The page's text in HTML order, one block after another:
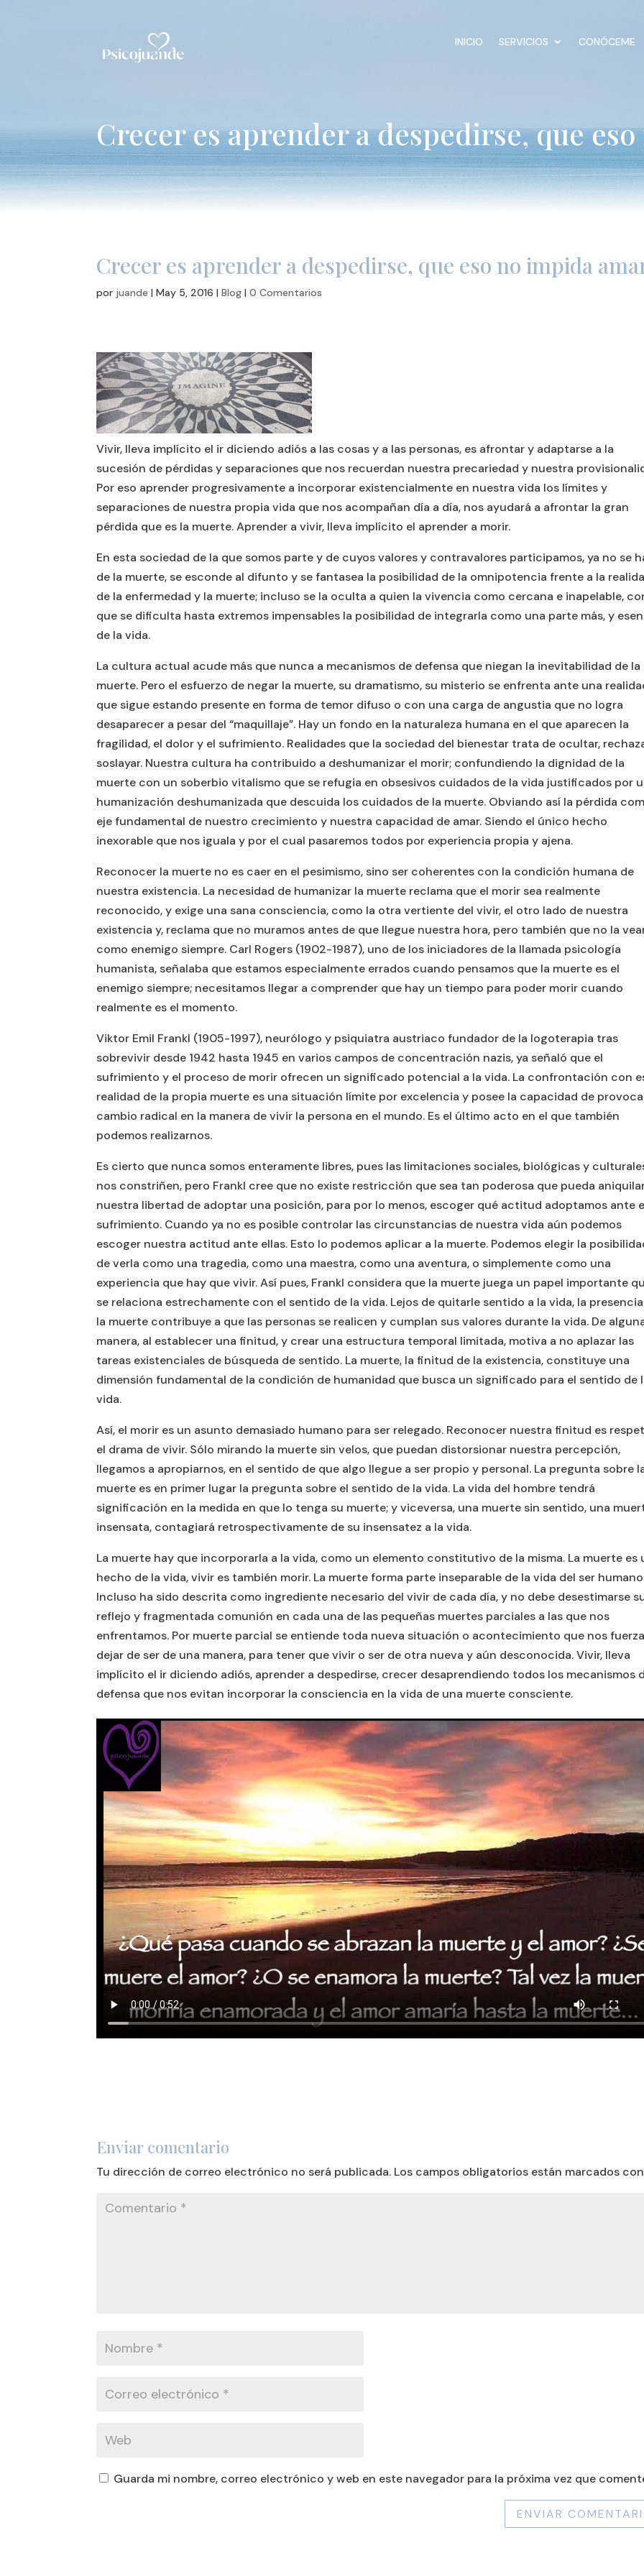
INICIO SERVICIOS CONÓCEME
Crecer es aprender a despedirse, que
Crecer es aprender a despedirse, que eso no impida
por juande |May 5, 2016 |Blog |0 Comentarios
Vivir, lleva implícito el ir diciendo adiós a las cosas y a las personas, es afrontar y adaptarse a la
sucesión de pérdidas y separaciones que nos recuerdan nuestra precariedad y nuestra
Por eso aprender progresivamente a incorporar existencialmente en nuestra vida los límites y
separaciones de nuestra propia vida que nos acompañan día a día, nos ayudará a afrontar la gran
pérdida que es la muerte. Aprender a vivir, lleva implícito el aprender a morir.
En esta sociedad de la que somos parte y de cuyos valores y contravalores participamos, ya no se
de la muerte, se esconde al difunto y se fantasea la posibilidad de la omnipotencia frente a la
de la enfermedad y la muerte; incluso se la oculta a quien la vivencia como cercana e inapelable,
que se dificulta hasta extremos impensables la posibilidad de integrarla como una parte más, y
de la vida.
La cultura actual acude más que nunca a mecanismos de defensa que niegan la inevitabilidad de la
muerte. Pero el esfuerzo de negar la muerte, su dramatismo, su misterio se enfrenta ante una
que sigue estando presente en forma de temor difuso o con una carga de angustia que no logra
desaparecer a pesar del “maquillaje”. Hay un fondo en la naturaleza humana en el que aparecen la
fragilidad, el dolor y el sufrimiento. Realidades que la sociedad del bienestar trata de ocultar,
soslayar. Nuestra cultura ha contribuido a deshumanizar el morir; confundiendo la dignidad de la
muerte con un soberbio vitalismo que se refugia en obsesivos cuidados de la vida justificados por
humanización deshumanizada que descuida los cuidados de la muerte. Obviando así la pérdida
eje fundamental de nuestro crecimiento y nuestra capacidad de amar. Siendo el único hecho
inexorable que nos iguala y por el cual pasaremos todos por experiencia propia y ajena.
Reconocer la muerte no es caer en el pesimismo, sino ser coherentes con la condición humana de
nuestra existencia. La necesidad de humanizar la muerte reclama que el morir sea realmente
reconocido, y exige una sana consciencia, como la otra vertiente del vivir, el otro lado de nuestra
existencia y, reclama que no muramos antes de que llegue nuestra hora, pero también que no la
como enemigo siempre. Carl Rogers (1902-1987), uno de los iniciadores de la llamada psicología
humanista, señalaba que estamos especialmente errados cuando pensamos que la muerte es el
enemigo siempre; necesitamos llegar a comprender que hay un tiempo para poder morir cuando
realmente es el momento.
Viktor Emil Frankl (1905-1997), neurólogo y psiquiatra austriaco fundador de la logoterapia tras
sobrevivir desde 1942 hasta 1945 en varios campos de concentración nazis, ya señaló que el
sufrimiento y el proceso de morir ofrecen un significado potencial a la vida. La confrontación con
realidad de la propia muerte es una situación límite por excelencia y posee la capacidad de
cambio radical en la manera de vivir la persona en el mundo. Es el último acto en el que también
podemos realizarnos.
Es cierto que nunca somos enteramente libres, pues las limitaciones sociales, biológicas y
nos constriñen, pero Frankl cree que no existe restricción que sea tan poderosa que pueda
nuestra libertad de adoptar una posición, para por lo menos, escoger qué actitud adoptamos ante
sufrimiento. Cuando ya no es posible controlar las circunstancias de nuestra vida aún podemos
escoger nuestra actitud ante ellas. Esto lo podemos aplicar a la muerte. Podemos elegir la
de verla como una tragedia, como una maestra, como una aventura, o simplemente como una
experiencia que hay que vivir. Así pues, Frankl considera que la muerte juega un papel importante
se relaciona estrechamente con el sentido de la vida. Lejos de quitarle sentido a la vida, la
la muerte contribuye a que las personas se realicen y cumplan sus valores durante la vida. De
manera, al establecer una finitud, y crear una estructura temporal limitada, motiva a no aplazar las
tareas existenciales de búsqueda de sentido. La muerte, la finitud de la existencia, constituye una
dimensión fundamental de la condición de humanidad que busca un significado para el sentido de
vida.
Así, el morir es un asunto demasiado humano para ser relegado. Reconocer nuestra finitud es
el drama de vivir. Sólo mirando la muerte sin velos, que puedan distorsionar nuestra percepción,
llegamos a apropiarnos, en el sentido de que algo llegue a ser propio y personal. La pregunta sobre
muerte es en primer lugar la pregunta sobre el sentido de la vida. La vida del hombre tendrá
significación en la medida en que lo tenga su muerte; y viceversa, una muerte sin sentido, una
insensata, contagiará retrospectivamente de su insensatez a la vida.
La muerte hay que incorporarla a la vida, como un elemento constitutivo de la misma. La muerte es
hecho de la vida, vivir es también morir. La muerte forma parte inseparable de la vida del ser
Incluso ha sido descrita como ingrediente necesario del vivir de cada día, y no debe desestimarse
reflejo y fragmentada comunión en cada una de las pequeñas muertes parciales a las que nos
enfrentamos. Por muerte parcial se entiende toda nueva situación o acontecimiento que nos
dejar de ser de una manera, para tener que vivir o ser de otra nueva y aún desconocida. Vivir, lleva
implícito el ir diciendo adiós, aprender a despedirse, crecer desaprendiendo todos los mecanismos
defensa que nos evitan incorporar la consciencia en la vida de una muerte consciente.
Enviar comentario
Tu dirección de correo electrónico no será publicada. Los campos obligatorios están marcados
Guarda mi nombre, correo electrónico y web en este navegador para la próxima vez que